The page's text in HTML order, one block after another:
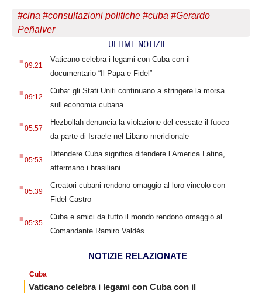
#cina #consultazioni politiche #cuba #Gerardo
Peñalver
ULTIME NOTIZIE
.09:21
Vaticano celebra i legami con Cuba con il
documentario “Il Papa e Fidel”
.09:12
Cuba: gli Stati Uniti continuano a stringere la morsa
sull’economia cubana
.05:57
Hezbollah denuncia la violazione del cessate il fuoco
da parte di Israele nel Libano meridionale
.05:53
Difendere Cuba significa difendere l’America Latina,
affermano i brasiliani
.05:39
Creatori cubani rendono omaggio al loro vincolo con
Fidel Castro
.05:35
Cuba e amici da tutto il mondo rendono omaggio al
Comandante Ramiro Valdés
NOTIZIE RELAZIONATE
Cuba
Vaticano celebra i legami con Cuba con il